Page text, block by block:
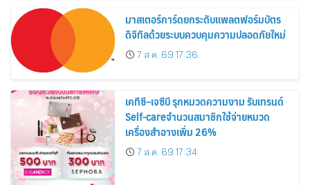
มาสเตอร์การ์ดยกระดับแพลตฟอร์มบัตร
ดิจิทัลด้วยระบบควบคุมความปลอดภัยใหม่
7 ส.ค. 69 17:36
เคทีซี–เจซีบี รุกหมวดความงาม รับเทรนด์
Self-careจำนวนสมาชิกใช้จ่ายหมวด
เครื่องสำอางเพิ่ม 26%
7 ส.ค. 69 17:34